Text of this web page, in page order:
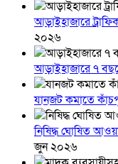
আড়াইহাজারে
২০২৬
আড়াইহাজারে ৭
যানজট কমাতে
নিষিদ্ধ ঘোষিত
জুন ২০২৬